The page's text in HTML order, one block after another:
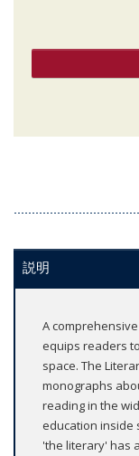
説明
A
equips readers
space. The
monographs
reading in the
education inside
'the literary' has